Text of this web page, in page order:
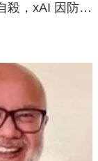
殺，xAI 因防護